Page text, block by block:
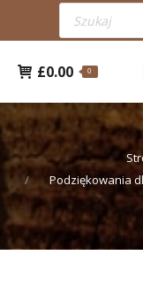
Wyszukiwarka
produktów
£0.00 0
Jesteś tutaj:
Podziękowania